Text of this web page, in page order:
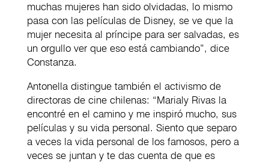
muchas mujeres han sido olvidadas, lo mismo
pasa con las películas de Disney, se ve que la
mujer necesita al príncipe para ser salvadas, es
un orgullo ver que eso está cambiando”, dice
Constanza.
Antonella distingue también el activismo de
directoras de cine chilenas: “Marialy Rivas la
encontré en el camino y me inspiró mucho, sus
películas y su vida personal. Siento que separo
a veces la vida personal de los famosos, pero a
veces se juntan y te das cuenta de que es